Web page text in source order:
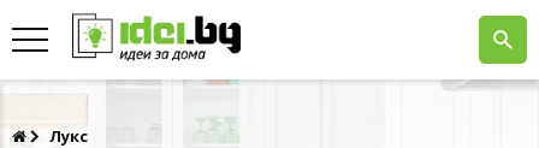
Лукс